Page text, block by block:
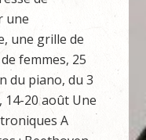
une
une grille de
femmes, 25
du piano, du 3
14-20 août Une
A